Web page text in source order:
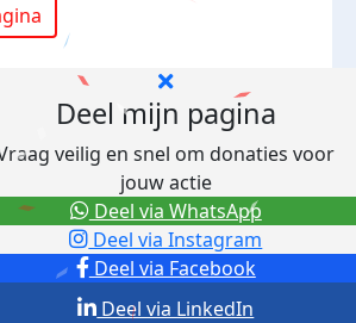
Deel mijn pagina
veilig en snel om donaties voor
jouw actie
Deel via Facebook
Deel via Instagram
Deel via LinkedIn
Deel via WhatsApp